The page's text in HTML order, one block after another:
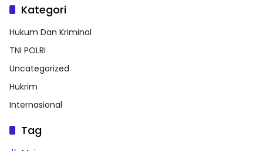
Kategori
Hukum Dan Kriminal
TNI POLRI
Uncategorized
Hukrim
Internasional
Tag